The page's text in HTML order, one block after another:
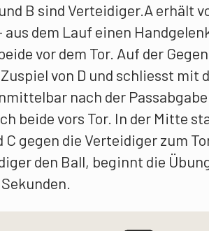
B sind Verteidiger.A erhält
aus dem Lauf einen
vor dem Tor. Auf der
von D und schliesst mit
nach der
beide vors Tor. In der Mitte
gegen die Verteidiger zum
den Ball, beginnt die